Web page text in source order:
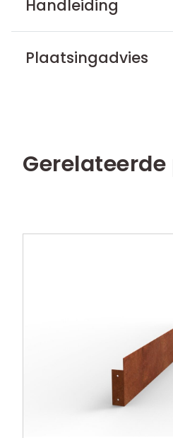
Handleiding
Plaatsingadvies